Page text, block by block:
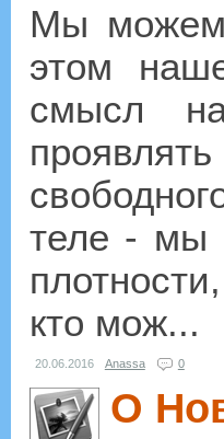
Мы можем
этом
смысл
теле - мы
кто мож...
20.06.2016 Anassa 0
О